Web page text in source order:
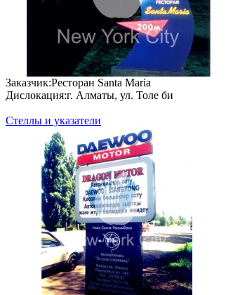
За­каз­чик:Ресторан Santa Maria
Дис­ло­кация:г. Алматы, ул. Толе би
Стеллы и указатели